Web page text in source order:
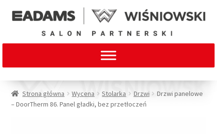
Strona główna Wycena Stolarka Drzwi
Drzwi panelowe
– DoorTherm 86. Panel gładki, bez przetłoczeń